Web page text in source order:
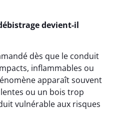
devient-il
dès que le conduit
inflammables ou
apparaît souvent
ou un bois trop
vulnérable aux risques